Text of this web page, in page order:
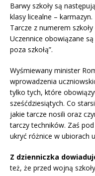
Barwy szkoły są
klasy licealne – karmazyn.
Tarcze z numerem
Uczennice obowiązane
poza szkołą”.
Wyśmiewany minister
wprowadzenia
tylko tych, które
sześćdziesiątych. Co
jakie tarcze nosili oraz
tarczy techników. Zaś
ukryć różnice w ubiorach
Z dzienniczka
też, że przed wojną